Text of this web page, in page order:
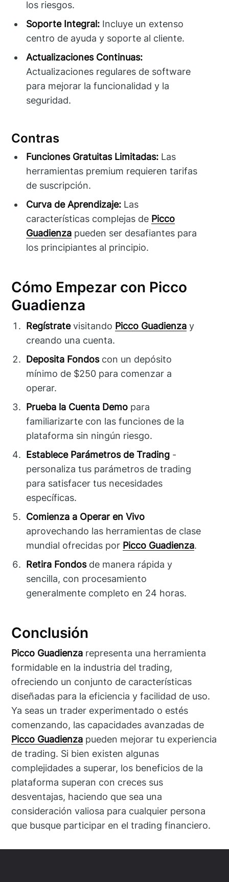
los riesgos.
Soporte Integral: Incluye un extenso
centro de ayuda y soporte al cliente.
Actualizaciones Continuas:
Actualizaciones regulares de software
para mejorar la funcionalidad y la
seguridad.
Contras
Funciones Gratuitas Limitadas: Las
herramientas premium requieren tarifas
de suscripción.
Curva de Aprendizaje: Las
características complejas de Picco
Guadienza pueden ser desafiantes para
los principiantes al principio.
Cómo Empezar con Picco
Guadienza
Regístratevisitando Picco Guadienza y
creando una cuenta.
Deposita Fondoscon un depósito
mínimo de $250 para comenzar a
operar.
Prueba la Cuenta Demo para
familiarizarte con las funciones de la
plataforma sin ningún riesgo.
Establece Parámetros de Trading -
personaliza tus parámetros de trading
para satisfacer tus necesidades
específicas.
Comienza a Operar en Vivo
aprovechando las herramientas de clase
mundial ofrecidas por Picco Guadienza.
Retira Fondosde manera rápida y
sencilla, con procesamiento
generalmente completo en 24 horas.
Conclusión
Picco Guadienza representa una herramienta
formidable en la industria del trading,
ofreciendo un conjunto de características
diseñadas para la eficiencia y facilidad de uso.
Ya seas un trader experimentado o estés
comenzando, las capacidades avanzadas de
Picco Guadienza pueden mejorar tu experiencia
de trading. Si bien existen algunas
complejidades a superar, los beneficios de la
plataforma superan con creces sus
desventajas, haciendo que sea una
consideración valiosa para cualquier persona
que busque participar en el trading financiero.